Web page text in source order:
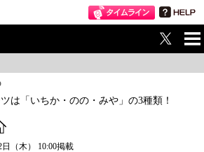
は「いちか・のの・みや」の3種類！
日（木） 10:00掲載